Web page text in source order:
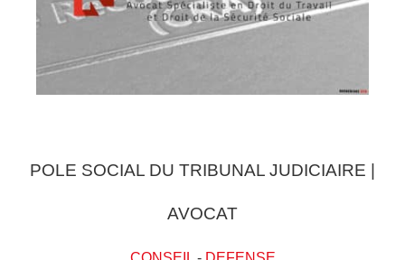
POLE SOCIAL DU TRIBUNAL JUDICIAIRE |
AVOCAT